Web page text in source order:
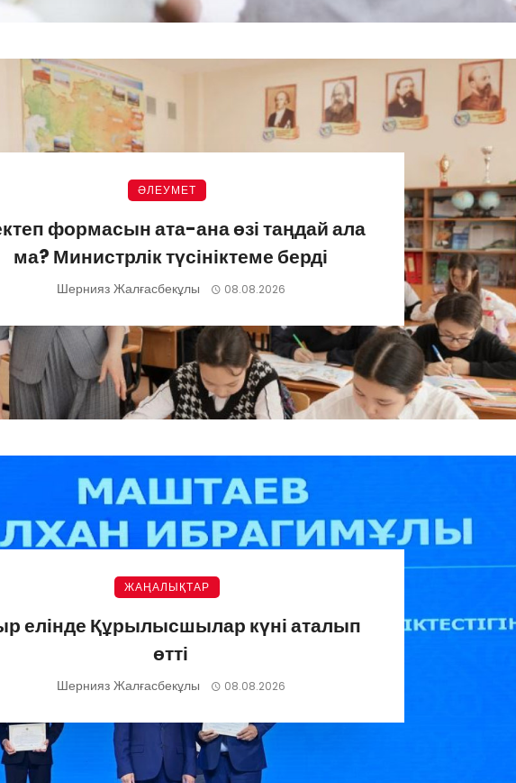
ӘЛЕУМЕТ
формасын ата-ана өзі таңдай ала
ма? Министрлік түсініктеме берді
Шернияз Жалғасбекұлы 08.08.2026
ЖАҢАЛЫҚТАР
елінде Құрылысшылар күні аталып
өтті
Шернияз Жалғасбекұлы 08.08.2026